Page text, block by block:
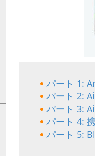
パート 1:
パート 2:
パート 3:
パート 4:
パート 5: